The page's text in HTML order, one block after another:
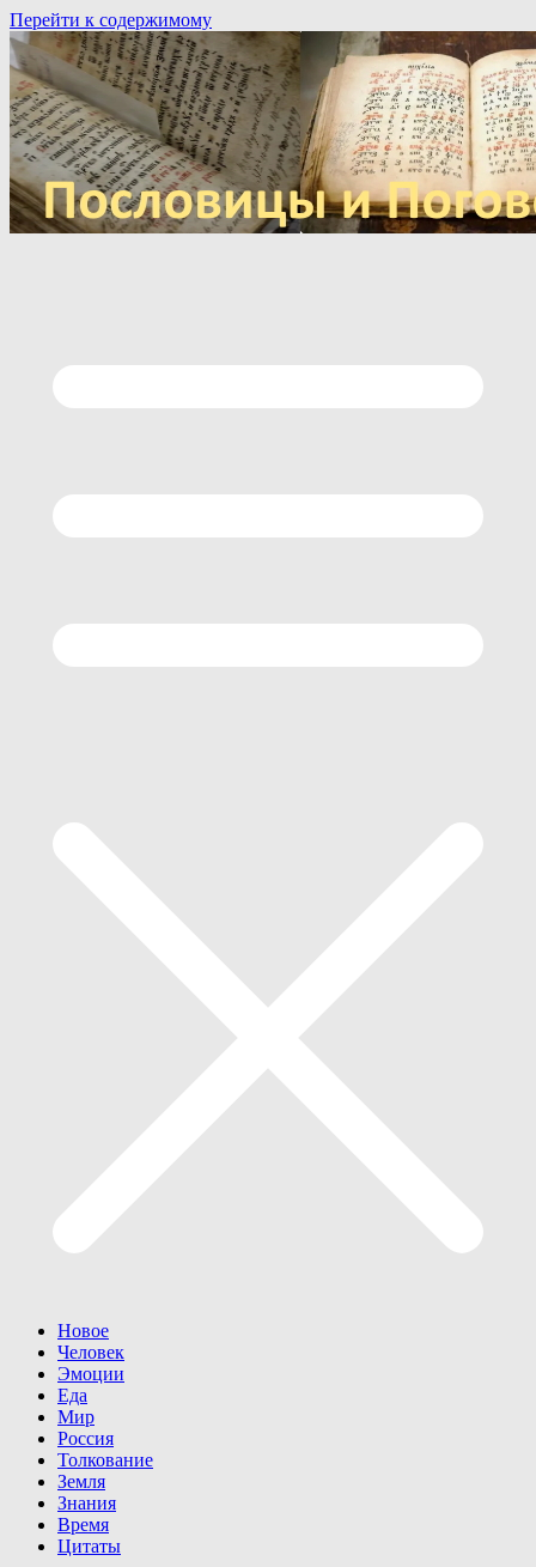
Перейти к содержимому
Новое
Человек
Эмоции
Еда
Мир
Россия
Толкование
Земля
Знания
Время
Цитаты